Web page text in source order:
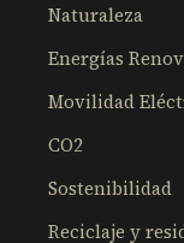
Naturaleza
Energías
Movilidad
CO2
Sostenibilidad
Reciclaje y